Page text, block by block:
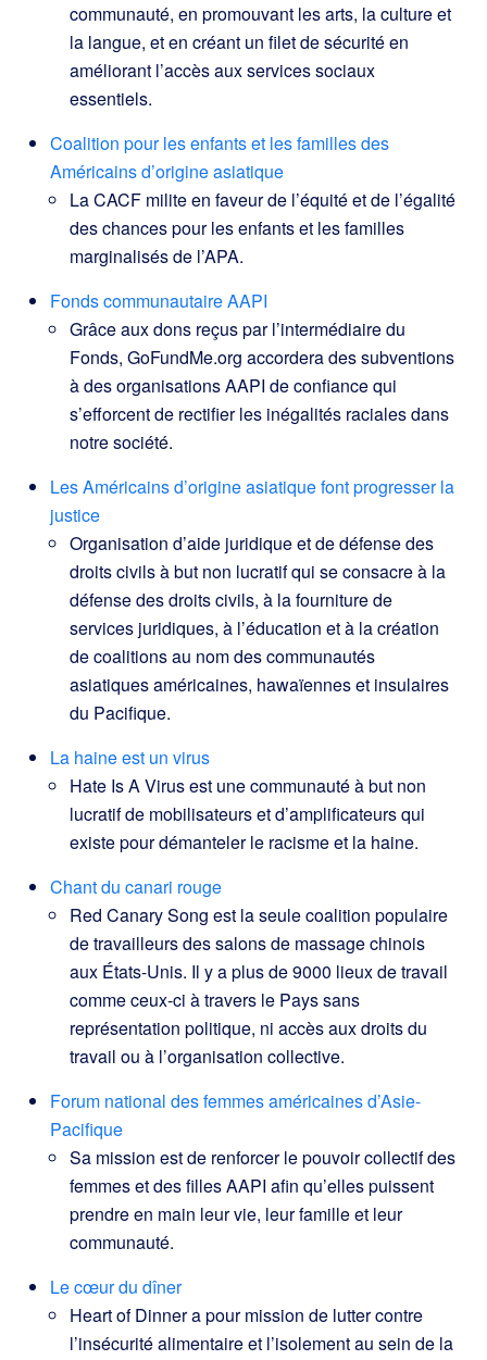
communauté, en promouvant les arts, la culture et
la langue, et en créant un filet de sécurité en
améliorant l’accès aux services sociaux
essentiels.
Coalition pour les enfants et les familles des
Américains d’origine asiatique
La CACF milite en faveur de l’équité et de l’égalité
des chances pour les enfants et les familles
marginalisés de l’APA.
Fonds communautaire AAPI
Grâce aux dons reçus par l’intermédiaire du
Fonds, GoFundMe.org accordera des subventions
à des organisations AAPI de confiance qui
s’efforcent de rectifier les inégalités raciales dans
notre société.
Les Américains d’origine asiatique font progresser la
justice
Organisation d’aide juridique et de défense des
droits civils à but non lucratif qui se consacre à la
défense des droits civils, à la fourniture de
services juridiques, à l’éducation et à la création
de coalitions au nom des communautés
asiatiques américaines, hawaïennes et insulaires
du Pacifique.
La haine est un virus
Hate Is A Virus est une communauté à but non
lucratif de mobilisateurs et d’amplificateurs qui
existe pour démanteler le racisme et la haine.
Chant du canari rouge
Red Canary Song est la seule coalition populaire
de travailleurs des salons de massage chinois
aux États-Unis. Il y a plus de 9000 lieux de travail
comme ceux-ci à travers le Pays sans
représentation politique, ni accès aux droits du
travail ou à l’organisation collective.
Forum national des femmes américaines d’Asie-
Pacifique
Sa mission est de renforcer le pouvoir collectif des
femmes et des filles AAPI afin qu’elles puissent
prendre en main leur vie, leur famille et leur
communauté.
Le cœur du dîner
Heart of Dinner a pour mission de lutter contre
l’insécurité alimentaire et l’isolement au sein de la